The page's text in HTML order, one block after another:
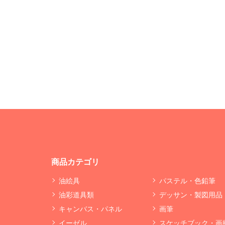
商品カテゴリ
油絵具
油彩道具類
キャンバス・パネル
イーゼル
パステル・色鉛筆
デッサン・製図用品
画筆
スケッチブック・画